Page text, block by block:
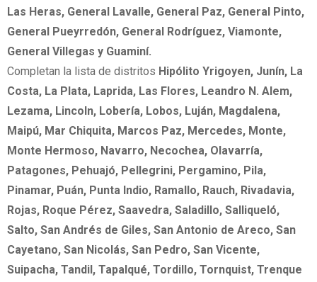
Las Heras, General Lavalle, General Paz, General Pinto,
General Pueyrredón, General Rodríguez, Viamonte,
General Villegas y Guaminí.
Completan la lista de distritos Hipólito Yrigoyen, Junín, La
Costa, La Plata, Laprida, Las Flores, Leandro N. Alem,
Lezama, Lincoln, Lobería, Lobos, Luján, Magdalena,
Maipú, Mar Chiquita, Marcos Paz, Mercedes, Monte,
Monte Hermoso, Navarro, Necochea, Olavarría,
Patagones, Pehuajó, Pellegrini, Pergamino, Pila,
Pinamar, Puán, Punta Indio, Ramallo, Rauch, Rivadavia,
Rojas, Roque Pérez, Saavedra, Saladillo, Salliqueló,
Salto, San Andrés de Giles, San Antonio de Areco, San
Cayetano, San Nicolás, San Pedro, San Vicente,
Suipacha, Tandil, Tapalqué, Tordillo, Tornquist, Trenque